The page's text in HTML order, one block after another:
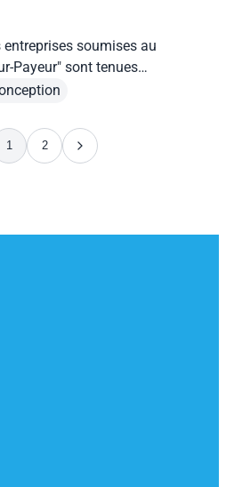
soumises au
Payeur" sont tenues
prévention et d'éco-
1 2